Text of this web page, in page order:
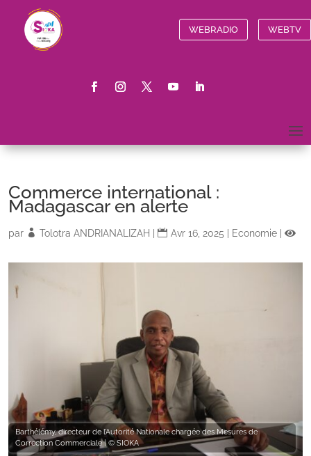
WEBRADIO WEBTV
Commerce international :
Madagascar en alerte
par Tolotra ANDRIANALIZAH Avr 16, 2025 Economie
Barthélémy, directeur de l’Autorité Nationale chargée des Mesures de
Correction Commerciale | © SIOKA